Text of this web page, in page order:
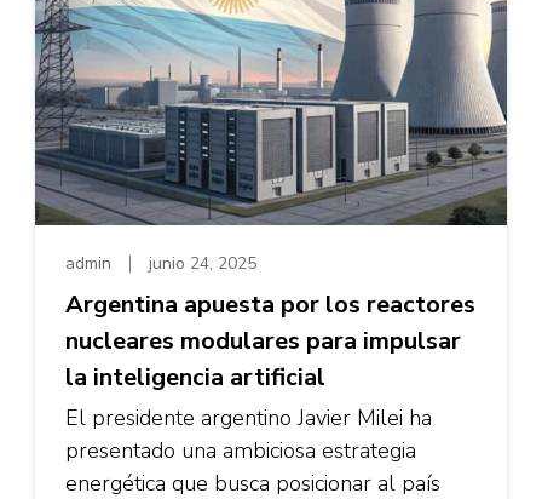
admin junio 24, 2025
Argentina apuesta por los reactores
nucleares modulares para impulsar
la inteligencia artificial
El presidente argentino Javier Milei ha
presentado una ambiciosa estrategia
energética que busca posicionar al país